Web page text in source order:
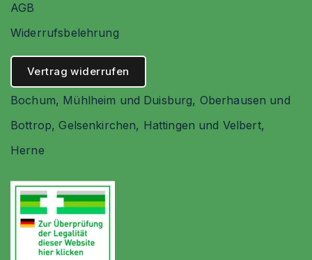
AGB
Widerrufsbelehrung
Vertrag widerrufen
Bochum, Mühlheim und Duisburg, Oberhausen und
Bottrop,Gelsenkirchen, Hattingen und Velbert,
Herne